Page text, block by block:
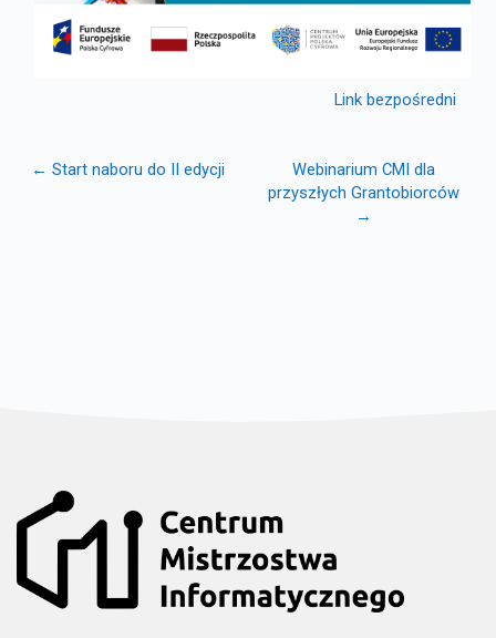
Link bezpośredni
← Start naboru do II edycji
Webinarium CMI dla
przyszłych Grantobiorców
→